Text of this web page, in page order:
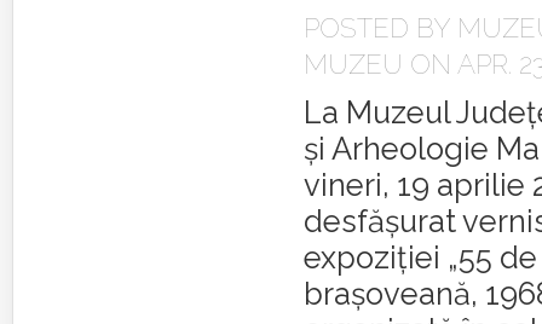
POSTED BY
MUZEU ON APR.
La Muzeul
și Arheologie
vineri, 19 aprilie
desfășurat
expoziției „55
brașoveană,